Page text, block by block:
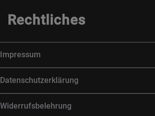
Rechtliches
Impressum
Datenschutzerklärung
Widerrufsbelehrung